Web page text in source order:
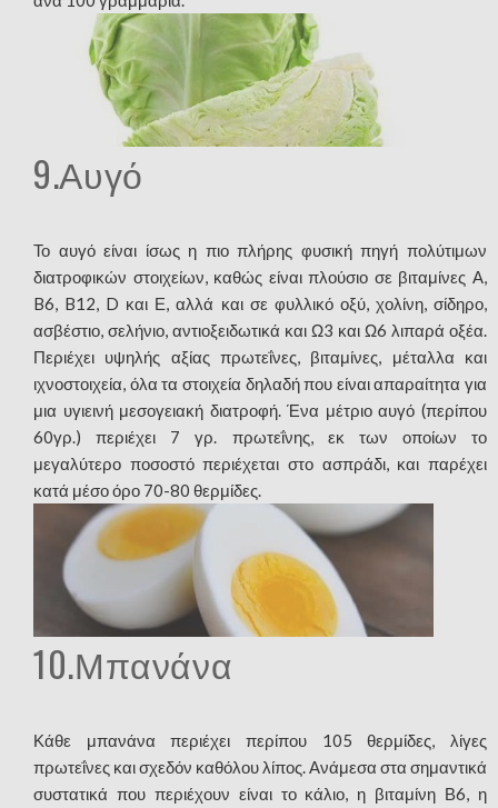
9.Αυγό
Το αυγό είναι ίσως η πιο πλήρης φυσική πηγή πολύτιμων
διατροφικών στοιχείων, καθώς είναι πλούσιο σε βιταμίνες Α,
B6, B12, D και Ε, αλλά και σε φυλλικό οξύ, χολίνη, σίδηρο,
ασβέστιο, σελήνιο, αντιοξειδωτικά και Ω3 και Ω6 λιπαρά οξέα.
Περιέχει υψηλής αξίας πρωτεΐνες, βιταμίνες, μέταλλα και
ιχνοστοιχεία, όλα τα στοιχεία δηλαδή που είναι απαραίτητα για
μια υγιεινή μεσογειακή διατροφή. Ένα μέτριο αυγό (περίπου
60γρ.) περιέχει 7 γρ. πρωτεΐνης, εκ των οποίων το
μεγαλύτερο ποσοστό περιέχεται στο ασπράδι, και παρέχει
κατά μέσο όρο 70-80 θερμίδες.
10.Μπανάνα
Κάθε μπανάνα περιέχει περίπου 105 θερμίδες, λίγες
πρωτεΐνες και σχεδόν καθόλου λίπος. Ανάμεσα στα σημαντικά
συστατικά που περιέχουν είναι το κάλιο, η βιταμίνη Β6, η